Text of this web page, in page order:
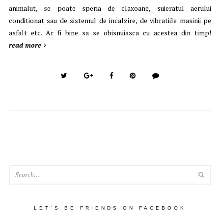
animalut, se poate speria de claxoane, suieratul aerului
conditionat sau de sistemul de incalzire, de vibratiile masinii pe
asfalt etc. Ar fi bine sa se obisnuiasca cu acestea din timp!
read more
LET`S BE FRIENDS ON FACEBOOK